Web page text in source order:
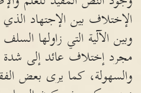
الإختلاف بين الإجتهاد الذي
وبين الآلية التي زاولها
مجرد إختلاف عائد إلى شدة
والسهولة، كما يرى بعض